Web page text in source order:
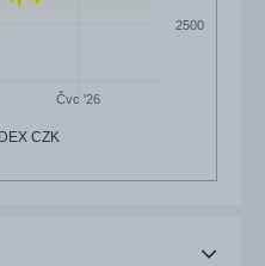
CZK
Čvc '26
2500